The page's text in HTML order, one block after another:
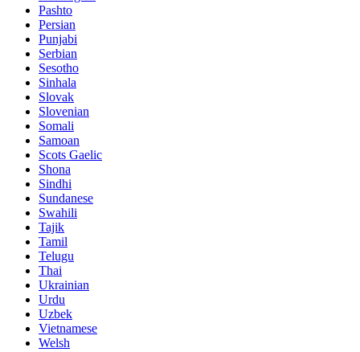
Pashto
Persian
Punjabi
Serbian
Sesotho
Sinhala
Slovak
Slovenian
Somali
Samoan
Scots Gaelic
Shona
Sindhi
Sundanese
Swahili
Tajik
Tamil
Telugu
Thai
Ukrainian
Urdu
Uzbek
Vietnamese
Welsh